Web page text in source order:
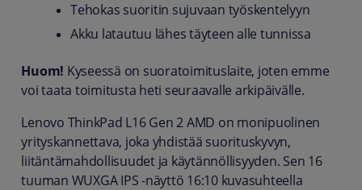
Tehokas suoritin sujuvaan työskentelyyn
Akku latautuu lähes täyteen alle tunnissa
Huom! Kyseessä on suoratoimituslaite, joten emme
voi taata toimitusta heti seuraavalle arkipäivälle.
Lenovo ThinkPad L16 Gen 2 AMD on monipuolinen
yrityskannettava, joka yhdistää suorituskyvyn,
liitäntämahdollisuudet ja käytännöllisyyden. Sen 16
tuuman WUXGA IPS -näyttö 16:10 kuvasuhteella